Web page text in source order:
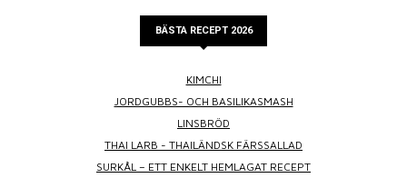
BÄSTA RECEPT 2026
KIMCHI
JORDGUBBS- OCH BASILIKASMASH
LINSBRÖD
THAI LARB - THAILÄNDSK FÄRSSALLAD
SURKÅL – ETT ENKELT HEMLAGAT RECEPT